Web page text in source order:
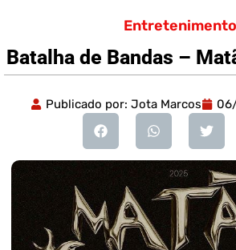
Entretenimento
Batalha de Bandas –
Publicado por: Jota Marcos